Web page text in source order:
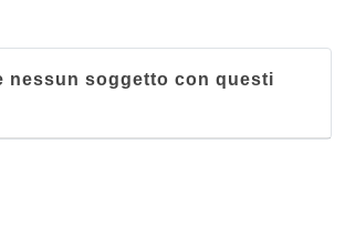
nessun soggetto con questi